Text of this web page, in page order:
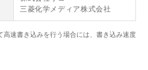
三菱化学メディア株式会社
速書き込みを行う場合には、書き込み速度